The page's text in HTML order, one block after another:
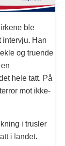
ble
intervju. Han
og truende
hele tatt. På
mot ikke-
i trusler
i landet.